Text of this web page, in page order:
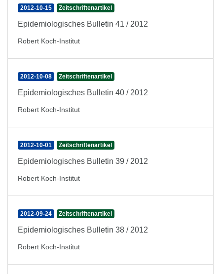
2012-10-15 Zeitschriftenartikel
Epidemiologisches Bulletin 41 / 2012
Robert Koch-Institut
2012-10-08 Zeitschriftenartikel
Epidemiologisches Bulletin 40 / 2012
Robert Koch-Institut
2012-10-01 Zeitschriftenartikel
Epidemiologisches Bulletin 39 / 2012
Robert Koch-Institut
2012-09-24 Zeitschriftenartikel
Epidemiologisches Bulletin 38 / 2012
Robert Koch-Institut